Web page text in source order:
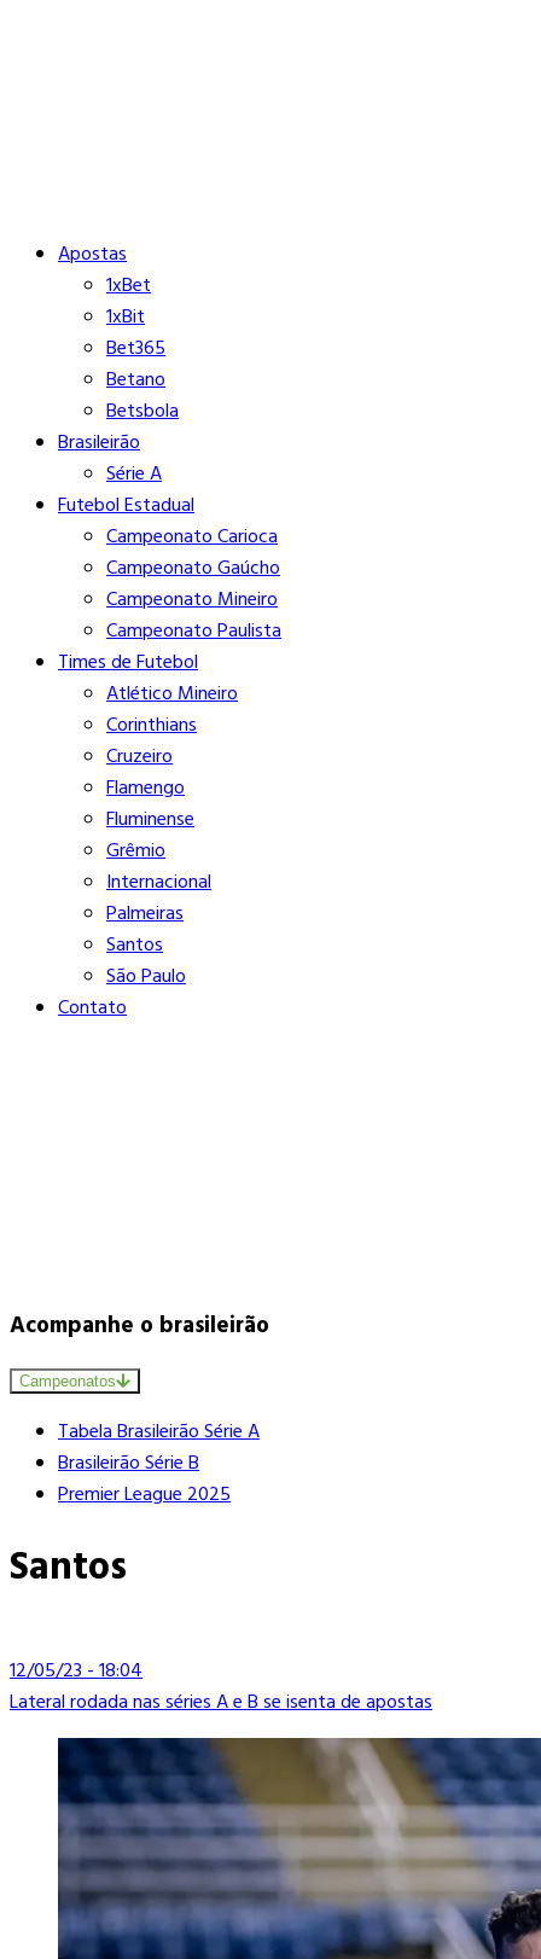
Apostas
1xBet
1xBit
Bet365
Betano
Betsbola
Brasileirão
Série A
Futebol Estadual
Campeonato Carioca
Campeonato Gaúcho
Campeonato Mineiro
Campeonato Paulista
Times de Futebol
Atlético Mineiro
Corinthians
Cruzeiro
Flamengo
Fluminense
Grêmio
Internacional
Palmeiras
Santos
São Paulo
Contato
Acompanhe o brasileirão
Campeonatos
Tabela Brasileirão Série A
Brasileirão Série B
Premier League 2025
Santos
12/05/23 - 18:04
Lateral rodada nas séries A e B se isenta de apostas